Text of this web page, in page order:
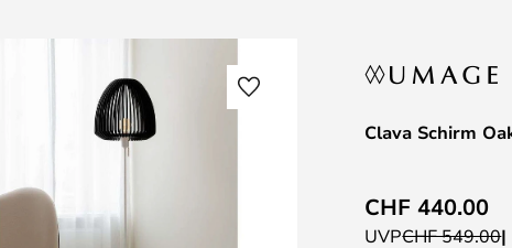
Clava Schirm
CHF 440.00
UVPCHF 549.00